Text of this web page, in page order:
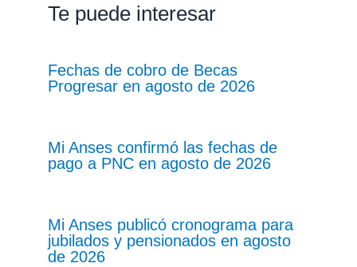
Te puede interesar
Fechas de cobro de Becas
Progresar en agosto de 2026
Mi Anses confirmó las fechas de
pago a PNC en agosto de 2026
Mi Anses publicó cronograma para
jubilados y pensionados en agosto
de 2026